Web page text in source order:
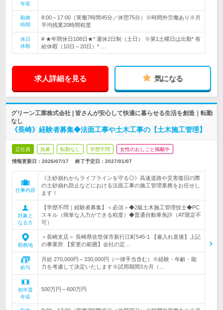
年収
勤務
時間
8:00～17:00（実働7時間45分／休憩75分）※時間外労働あり※月
平均残業20時間程度
休日
休暇
# ★年間休日108日★* 週休2日制（土日） ※第1土曜日は出勤* 有
給休暇（10日～20日）* …
求人詳細を見る 気になる
グリーン工業株式会社 | 皆さんが安心して快適に暮らせる生活を創造｜転勤
なし
《長崎》経験者募集◆法面工事や土木工事の【土木施工管理】
正社員 急募 転勤なし 学歴不問 女性のおしごと掲載中
情報更新日：2026/07/17 終了予定日： 2027/01/07
仕事内容
《土砂崩れからライフラインを守る◎》高速道路や災害復旧の際
の土砂崩れ防止などにおける法面工事の施工管理業務をお任せし
ます！
対象と
なる方
【学歴不問｜経験者募集】＜必須＞◆2級土木施工管理技士◆PC
スキル（簡単な入力ができる程度）◆普通自動車免許（AT限定不
可）
勤務地
＜長崎支店＞ 長崎県佐世保市新行江町545-1 【雇入れ直後】上記
の事業所 【変更の範囲】会社の定…
給与
月給 270,000円～330,000円（一律手当含む）※経験・年齢・能
力を考慮して決定いたします※試用期間3カ月（…
初年度
年収
500万円～600万円